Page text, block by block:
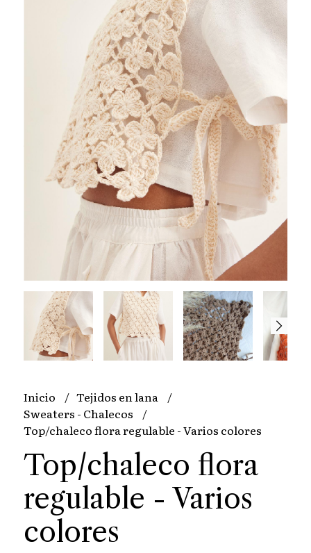
Inicio
Tejidos en lana
Sweaters - Chalecos
Top/chaleco flora regulable - Varios colores
Top/chaleco flora
regulable - Varios
colores